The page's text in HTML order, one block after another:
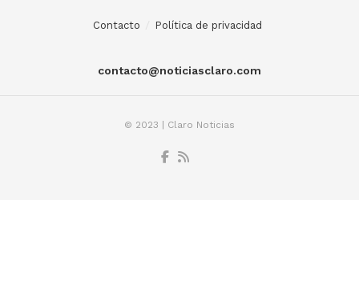
Contacto Política de privacidad
contacto@noticiasclaro.com
© 2023 | Claro Noticias